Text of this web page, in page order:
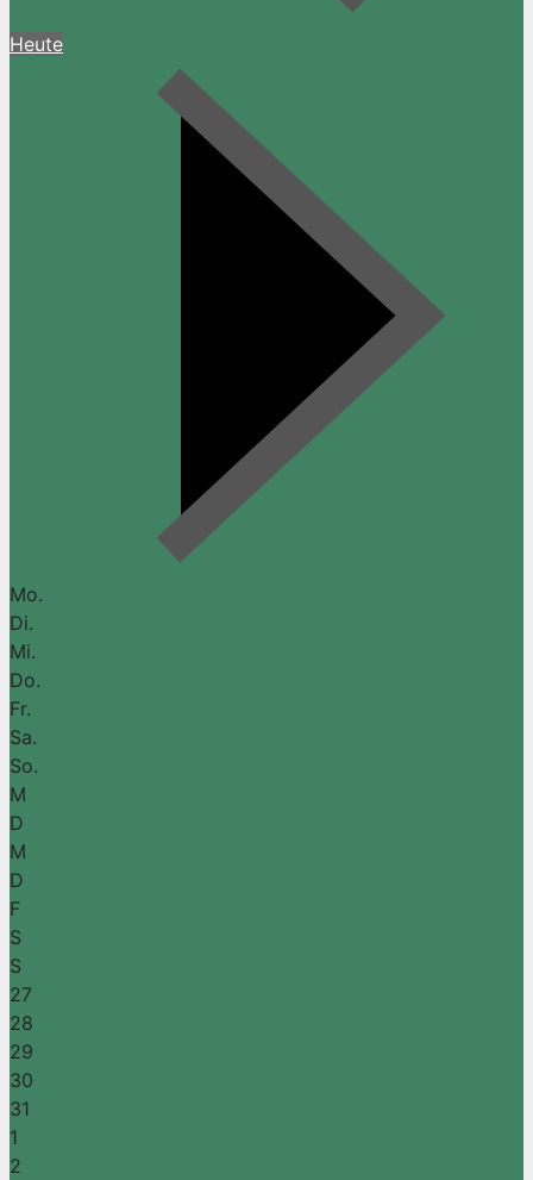
Heute
Mo.
Di.
Mi.
Do.
Fr.
Sa.
So.
M
D
M
D
F
S
S
27
28
29
30
31
1
2